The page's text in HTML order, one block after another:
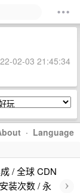
02-03 21:45:34
· Language
/ 全球 CDN
装次数 / 永
›